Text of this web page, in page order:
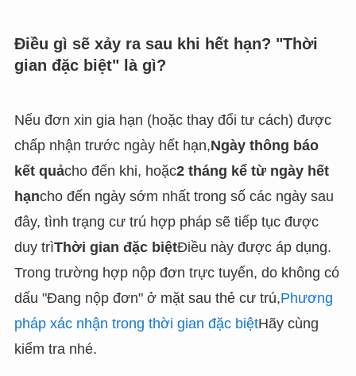
Điều gì sẽ xảy ra sau khi hết hạn? "Thời
gian đặc biệt" là gì?
Nếu đơn xin gia hạn (hoặc thay đổi tư cách) được
chấp nhận trước ngày hết hạn,Ngày thông báo
kết quảcho đến khi, hoặc2 tháng kể từ ngày hết
hạncho đến ngày sớm nhất trong số các ngày sau
đây, tình trạng cư trú hợp pháp sẽ tiếp tục được
duy trìThời gian đặc biệtĐiều này được áp dụng.
Trong trường hợp nộp đơn trực tuyến, do không có
dấu "Đang nộp đơn" ở mặt sau thẻ cư trú,Phương
pháp xác nhận trong thời gian đặc biệtHãy cùng
kiểm tra nhé.